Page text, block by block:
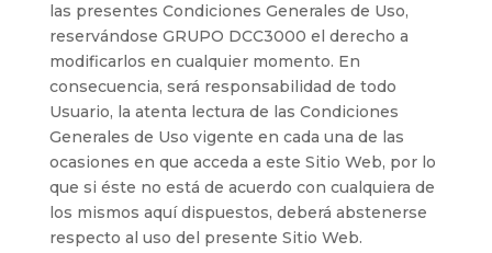
las presentes Condiciones Generales de Uso,
reservándose GRUPO DCC3000 el derecho a
modificarlos en cualquier momento. En
consecuencia, será responsabilidad de todo
Usuario, la atenta lectura de las Condiciones
Generales de Uso vigente en cada una de las
ocasiones en que acceda a este Sitio Web, por lo
que si éste no está de acuerdo con cualquiera de
los mismos aquí dispuestos, deberá abstenerse
respecto al uso del presente Sitio Web.